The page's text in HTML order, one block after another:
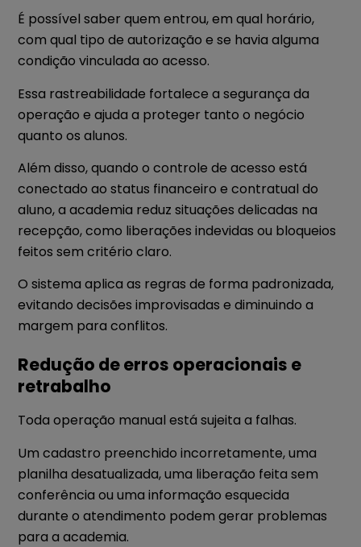
É possível saber quem entrou, em qual horário,
com qual tipo de autorização e se havia alguma
condição vinculada ao acesso.
Essa rastreabilidade fortalece a segurança da
operação e ajuda a proteger tanto o negócio
quanto os alunos.
Além disso, quando o controle de acesso está
conectado ao status financeiro e contratual do
aluno, a academia reduz situações delicadas na
recepção, como liberações indevidas ou bloqueios
feitos sem critério claro.
O sistema aplica as regras de forma padronizada,
evitando decisões improvisadas e diminuindo a
margem para conflitos.
Redução de erros operacionais e
retrabalho
Toda operação manual está sujeita a falhas.
Um cadastro preenchido incorretamente, uma
planilha desatualizada, uma liberação feita sem
conferência ou uma informação esquecida
durante o atendimento podem gerar problemas
para a academia.